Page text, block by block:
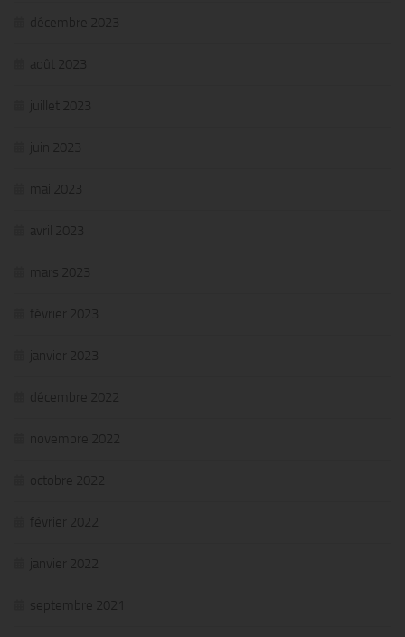
décembre 2023
août 2023
juillet 2023
juin 2023
mai 2023
avril 2023
mars 2023
février 2023
janvier 2023
décembre 2022
novembre 2022
octobre 2022
février 2022
janvier 2022
septembre 2021